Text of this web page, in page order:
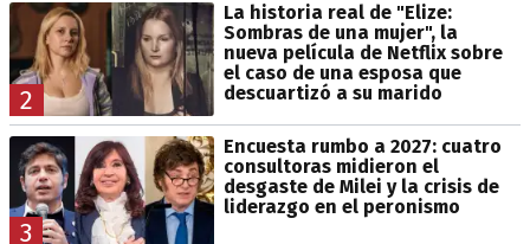
2
La historia real de "Elize:
Sombras de una mujer", la
nueva película de Netflix sobre
el caso de una esposa que
descuartizó a su marido
3
Encuesta rumbo a 2027: cuatro
consultoras midieron el
desgaste de Milei y la crisis de
liderazgo en el peronismo